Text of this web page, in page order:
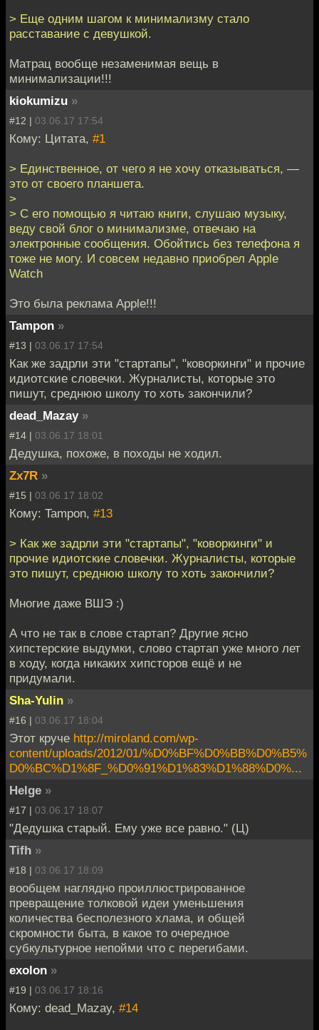
> Еще одним шагом к минимализму стало
расставание с девушкой.
Матрац вообще незаменимая вещь в
минимализации!!!
kiokumizu »
#12 | 03.06.17 17:54
Кому: Цитата, #1
> Единственное, от чего я не хочу отказываться, —
это от своего планшета.
>
> С его помощью я читаю книги, слушаю музыку,
веду свой блог о минимализме, отвечаю на
электронные сообщения. Обойтись без телефона я
тоже не могу. И совсем недавно приобрел Apple
Watch
Это была реклама Apple!!!
Tampon »
#13 | 03.06.17 17:54
Как же задрли эти "стартапы", "коворкинги" и прочие
идиотские словечки. Журналисты, которые это
пишут, среднюю школу то хоть закончили?
dead_Mazay »
#14 | 03.06.17 18:01
Дедушка, похоже, в походы не ходил.
Zx7R »
#15 | 03.06.17 18:02
Кому: Tampon, #13
> Как же задрли эти "стартапы", "коворкинги" и
прочие идиотские словечки. Журналисты, которые
это пишут, среднюю школу то хоть закончили?
Многие даже ВШЭ :)
А что не так в слове стартап? Другие ясно
хипстерские выдумки, слово стартап уже много лет
в ходу, когда никаких хипсторов ещё и не
придумали.
Sha-Yulin »
#16 | 03.06.17 18:04
Этот круче http://miroland.com/wp-
content/uploads/2012/01/%D0%BF%D0%BB%D0%B5%
D0%BC%D1%8F_%D0%91%D1%83%D1%88%D0%...
Helge »
#17 | 03.06.17 18:07
"Дедушка старый. Ему уже все равно." (Ц)
Tifh »
#18 | 03.06.17 18:09
вообщем наглядно проиллюстрированное
превращение толковой идеи уменьшения
количества бесполезного хлама, и общей
скромности быта, в какое то очередное
субкультурное непойми что с перегибами.
exolon »
#19 | 03.06.17 18:16
Кому: dead_Mazay, #14